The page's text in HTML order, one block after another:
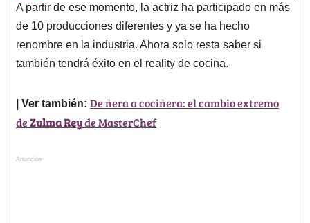
A partir de ese momento, la actriz ha participado en más
de 10 producciones diferentes y ya se ha hecho
renombre en la industria. Ahora solo resta saber si
también tendrá éxito en el reality de cocina.
| Ver también: De ñera a cociñera: el cambio extremo
deZulma Reyde MasterChef
Anuncios.